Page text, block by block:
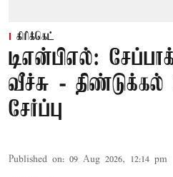
கிரிக்கெட்
டிஎன்பிஎல்:
வீச்சு -
சேர்ப்பு
Published on: 09 Aug 2026, 12:14 pm